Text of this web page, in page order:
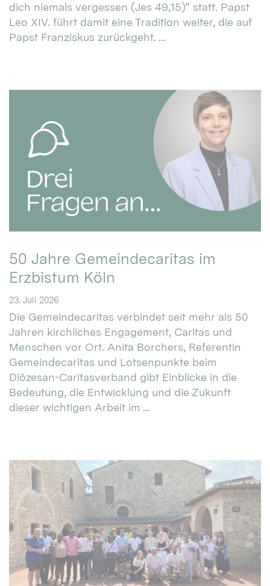
dich niemals vergessen (Jes 49,15)“ statt. Papst
Leo XIV. führt damit eine Tradition weiter, die auf
Papst Franziskus zurückgeht. ...
50 Jahre Gemeindecaritas im
Erzbistum Köln
23. Juli 2026
Die Gemeindecaritas verbindet seit mehr als 50
Jahren kirchliches Engagement, Caritas und
Menschen vor Ort. Anita Borchers, Referentin
Gemeindecaritas und Lotsenpunkte beim
Diözesan-Caritasverband gibt Einblicke in die
Bedeutung, die Entwicklung und die Zukunft
dieser wichtigen Arbeit im ...